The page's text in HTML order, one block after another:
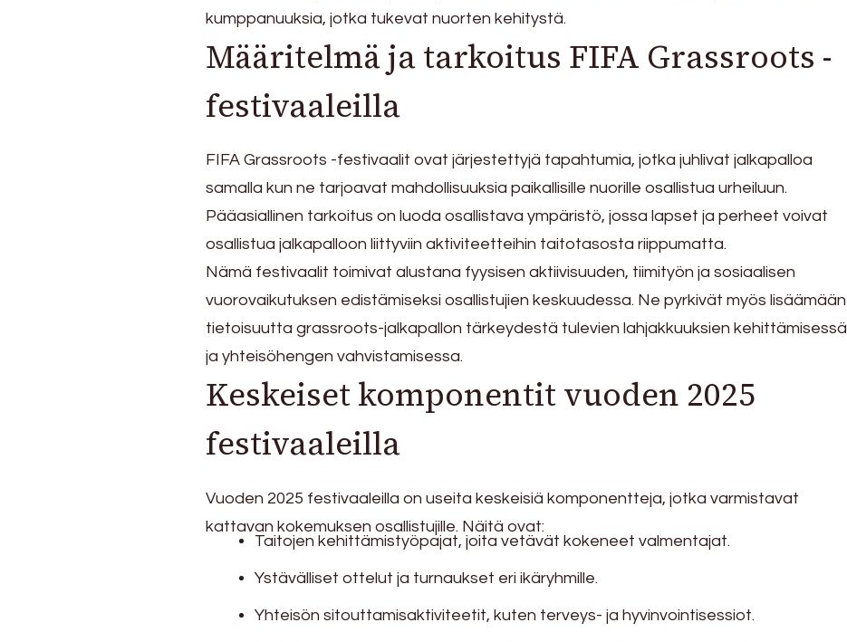
kumppanuuksia, jotka tukevat nuorten kehitystä.
Määritelmä ja tarkoitus FIFA Grassroots -
festivaaleilla
FIFA Grassroots -festivaalit ovat järjestettyjä tapahtumia, jotka juhlivat jalkapalloa
samalla kun ne tarjoavat mahdollisuuksia paikallisille nuorille osallistua urheiluun.
Pääasiallinen tarkoitus on luoda osallistava ympäristö, jossa lapset ja perheet voivat
osallistua jalkapalloon liittyviin aktiviteetteihin taitotasosta riippumatta.
Nämä festivaalit toimivat alustana fyysisen aktiivisuuden, tiimityön ja sosiaalisen
vuorovaikutuksen edistämiseksi osallistujien keskuudessa. Ne pyrkivät myös lisäämään
tietoisuutta grassroots-jalkapallon tärkeydestä tulevien lahjakkuuksien kehittämisessä
ja yhteisöhengen vahvistamisessa.
Keskeiset komponentit vuoden 2025
festivaaleilla
Vuoden 2025 festivaaleilla on useita keskeisiä komponentteja, jotka varmistavat
kattavan kokemuksen osallistujille. Näitä ovat:
Taitojen kehittämistyöpajat, joita vetävät kokeneet valmentajat.
Ystävälliset ottelut ja turnaukset eri ikäryhmille.
Yhteisön sitouttamisaktiviteetit, kuten terveys- ja hyvinvointisessiot.